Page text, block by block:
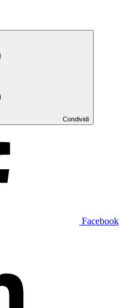
Condividi
Facebook